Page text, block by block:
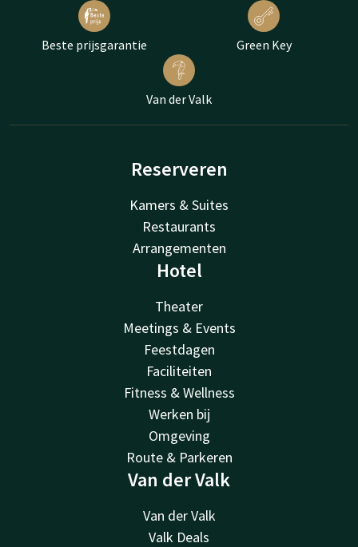
Beste prijsgarantie Green Key
Van der Valk
Reserveren
Kamers & Suites
Restaurants
Arrangementen
Hotel
Theater
Meetings & Events
Feestdagen
Faciliteiten
Fitness & Wellness
Werken bij
Omgeving
Route & Parkeren
Van der Valk
Van der Valk
Valk Deals